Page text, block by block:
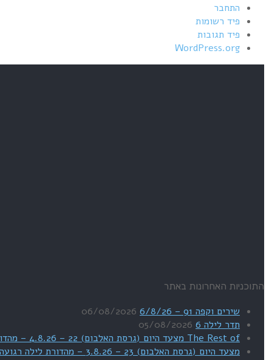
התחבר
פיד רשומות
פיד תגובות
WordPress.org
התוכניות האחרונות באתר
שירים וקפה 91 – 6/8/26
06/08/2026
תדר לילה 6
05/08/2026
The Rest of מצעד היום (גרסת האלבום) 22 – 4.8.26 – מהדורת SWEET DREAMS
מצעד היום (גרסת האלבום) 23 – 3.8.26 – מהדורת לילה רגועה